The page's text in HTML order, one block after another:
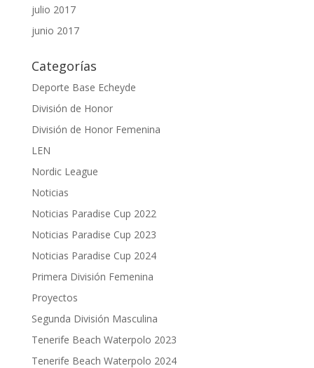
julio 2017
junio 2017
Categorías
Deporte Base Echeyde
División de Honor
División de Honor Femenina
LEN
Nordic League
Noticias
Noticias Paradise Cup 2022
Noticias Paradise Cup 2023
Noticias Paradise Cup 2024
Primera División Femenina
Proyectos
Segunda División Masculina
Tenerife Beach Waterpolo 2023
Tenerife Beach Waterpolo 2024